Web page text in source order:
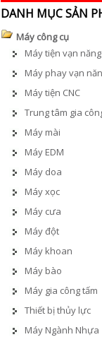
DANH MỤC SẢN
Máy công cụ
Máy tiện vạn năng
Máy phay vạn
Máy tiện CNC
Trung tâm gia
Máy mài
Máy EDM
Máy doa
Máy xọc
Máy cưa
Máy đột
Máy khoan
Máy bào
Máy gia công tấm
Thiết bị thủy lực
Máy Ngành Nhựa